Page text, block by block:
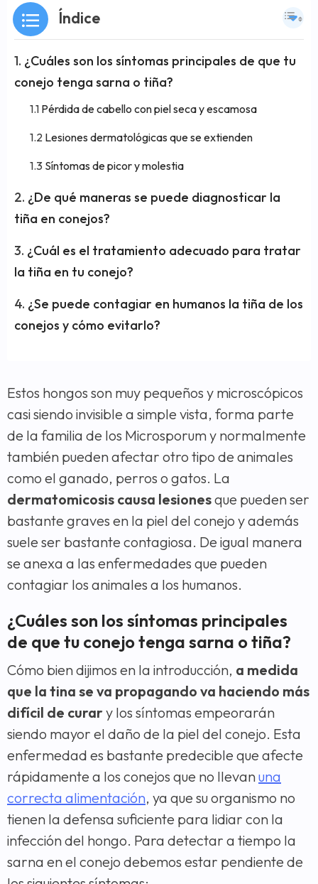
Índice
¿Cuáles son los síntomas principales de que tu
conejo tenga sarna o tiña?
Pérdida de cabello con piel seca y escamosa
Lesiones dermatológicas que se extienden
Síntomas de picor y molestia
¿De qué maneras se puede diagnosticar la
tiña en conejos?
¿Cuál es el tratamiento adecuado para tratar
la tiña en tu conejo?
¿Se puede contagiar en humanos la tiña de los
conejos y cómo evitarlo?
Estos hongos son muy pequeños y microscópicos
casi siendo invisible a simple vista, forma parte
de la familia de los Microsporum y normalmente
también pueden afectar otro tipo de animales
como el ganado, perros o gatos. La
dermatomicosis causa lesionesque pueden ser
bastante graves en la piel del conejo y además
suele ser bastante contagiosa. De igual manera
se anexa a las enfermedades que pueden
contagiar los animales a los humanos.
¿Cuáles son los síntomas principales
de que tu conejo tenga sarna o tiña?
Cómo bien dijimos en la introducción, a medida
que la tina se va propagando va haciendo más
difícil de curary los síntomas empeorarán
siendo mayor el daño de la piel del conejo. Esta
enfermedad es bastante predecible que afecte
rápidamente a los conejos que no llevanuna
correcta alimentación, ya que su organismo no
tienen la defensa suficiente para lidiar con la
infección del hongo. Para detectar a tiempo la
sarna en el conejo debemos estar pendiente de